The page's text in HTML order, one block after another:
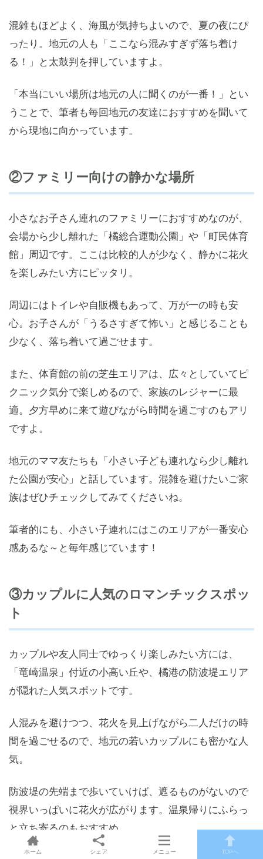
混雑もほどよく、海風が気持ちよいので、夏の夜にぴ
ったり。地元の人も「ここなら混みすぎず落ち着け
る！」と太鼓判を押していますよ。
「本当にいい場所は地元の人に聞くのが一番！」とい
うことで、筆者も毎回地元の友達におすすめを聞いて
から現地に向かっています。
②ファミリー向けの静かな場所
小さなお子さん連れのファミリーにおすすめなのが、
会場から少し離れた「橘総合運動公園」や「町民体育
館」周辺です。ここは比較的人が少なく、静かに花火
を楽しみたい方にピッタリ。
周辺にはトイレや自販機もあって、万が一の時も安
心。お子さんが「うるさすぎて怖い」と感じることも
少なく、落ち着いて過ごせます。
また、体育館の前の芝生エリアは、広々としていてピ
クニック気分で楽しめるので、家族のレジャーに最
適。夕方早めに来て遊びながら時間を過ごすのもアリ
ですよ。
地元のママ友たちも「小さい子ども連れなら少し離れ
た公園が安心」と話しています。混雑を避けたいご家
族はぜひチェックしてみてくださいね。
筆者的にも、小さい子連れにはこのエリアが一番安心
感あるな～と毎年感じています！
③カップルに人気のロマンチックスポッ
ト
カップルや友人同士でゆっくり楽しみたい方には、
「竜崎温泉」付近の小高い丘や、橘港の防波堤エリア
が隠れた人気スポットです。
人混みを避けつつ、花火を見上げながら二人だけの時
間を過ごせるので、地元の若いカップルにも密かな人
気。
防波堤の先端まで歩いていけば、遮るものがないので
視界いっぱいに花火が広がります。温泉帰りにふらっ
と立ち寄るのもおすすめ。
ホーム シェア メニュー TOPへ